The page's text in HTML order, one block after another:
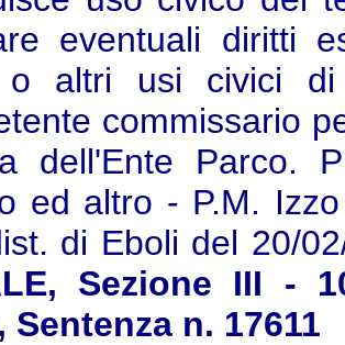
eventuali diritti
o altri usi civici di
commissario
dell'Ente Parco.
ed altro - P.M.
di Eboli del 20/
Sezione III -
Sentenza n. 17611